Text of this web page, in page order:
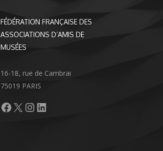
FÉDÉRATION FRANÇAISE DES
ASSOCIATIONS D’AMIS DE
MUSÉES
16-18, rue de Cambrai
75019 PARIS
Facebook
X Instagram
LinkedIn